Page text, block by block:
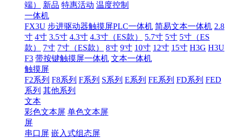
端）
新品 特惠活动 温度控制
一体机
FX3U 步进驱动器触摸屏PLC一体机 简易文本一体机 2.8
寸 4寸 3.5寸 4.3寸 4.3寸（ES款） 5.7寸 5寸 5寸（ES
款）
7寸 7寸（ES款） 8寸 9寸 10寸 12寸 15寸 H3G H3U
F3 带按键触摸屏一体机 文本一体机
触摸屏
F2系列 F8系列 F系列 S系列 E系列 FE系列 FD系列 FED
系列 其他系列
文本
彩色文本屏 单色文本屏
屏
串口屏 嵌入式组态屏